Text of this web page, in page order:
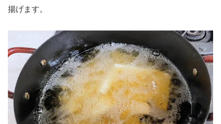
揚げます。